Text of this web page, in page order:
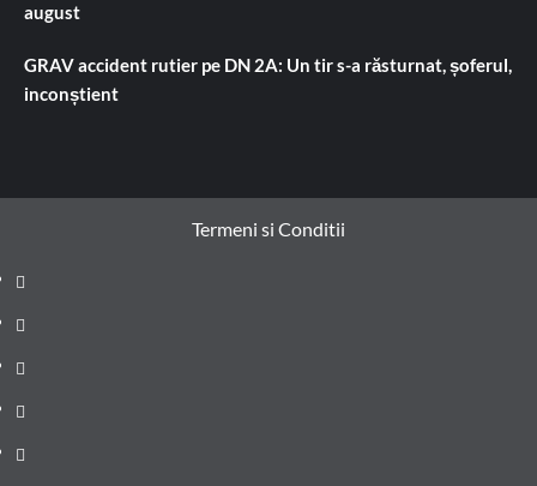
august
GRAV accident rutier pe DN 2A: Un tir s-a răsturnat, șoferul,
inconștient
Termeni si Conditii
Prima
pagină
Știri
de
ultima
Administrație
locală
Actualitate
Justiție